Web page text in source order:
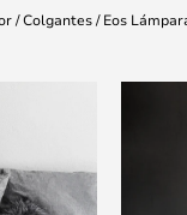
Colgantes Eos